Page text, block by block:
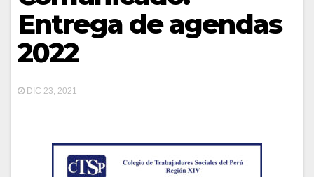
Entrega de agendas
2022
DIC 23, 2021